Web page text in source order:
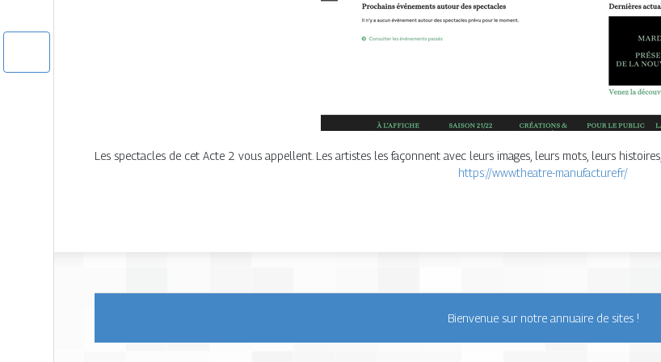
Les spectacles de cet Acte 2 vous appellent. Les artistes les façonnent avec leurs images, leurs mots, leurs
https://www.theatre-manufacture.fr/
Bienvenue sur notre annuaire de sites !